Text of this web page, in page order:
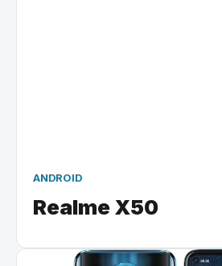
ANDROID
Realme X50